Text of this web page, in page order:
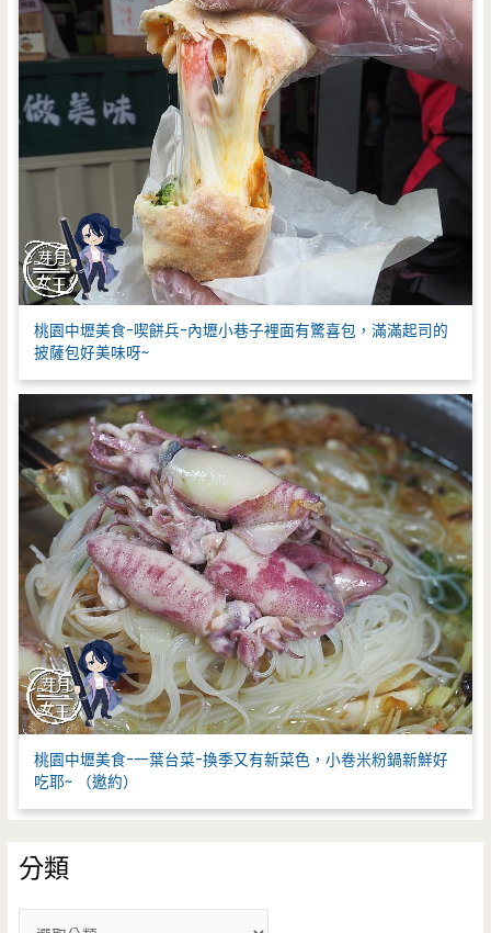
桃園中壢美食-喫餅兵-內壢小巷子裡面有驚喜包，滿滿起司的
披薩包好美味呀~
桃園中壢美食-一葉台菜-換季又有新菜色，小卷米粉鍋新鮮好
吃耶~ （邀約）
分類